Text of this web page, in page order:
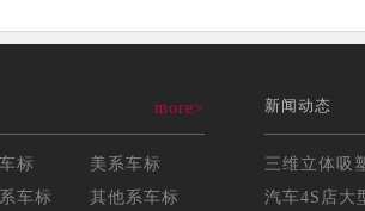
more>
标
美系车标
车标
其他系车标
新闻动态
汽车4S店大